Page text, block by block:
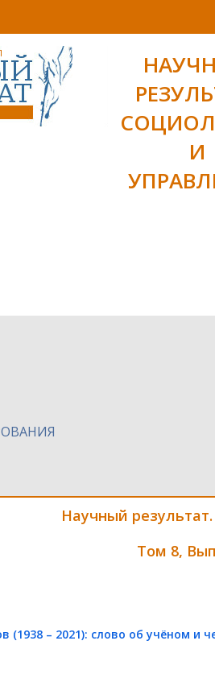
И
Научный
Том 8,
(1938 – 2021): слово об учёном и